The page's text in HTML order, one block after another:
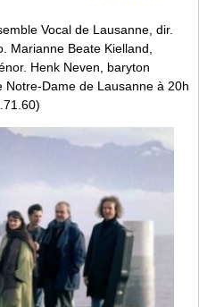
Vocal de Lausanne, dir.
Marianne Beate Kielland,
Henk Neven, baryton
Dame de Lausanne à 20h